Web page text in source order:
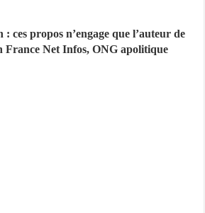
ces propos n’engage que l’auteur de
France Net Infos, ONG apolitique